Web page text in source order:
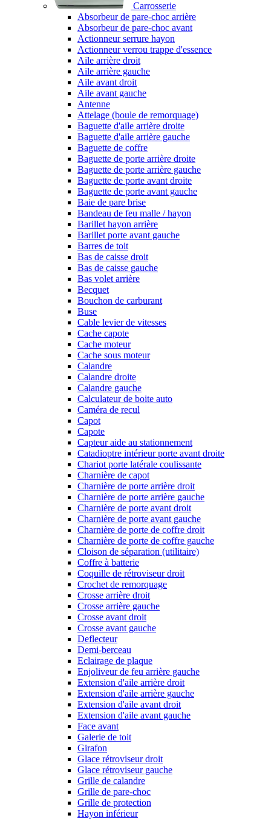
Carrosserie
Absorbeur de pare-choc arrière
Absorbeur de pare-choc avant
Actionneur serrure hayon
Actionneur verrou trappe d'essence
Aile arrière droit
Aile arrière gauche
Aile avant droit
Aile avant gauche
Antenne
Attelage (boule de remorquage)
Baguette d'aile arrière droite
Baguette d'aile arrière gauche
Baguette de coffre
Baguette de porte arrière droite
Baguette de porte arrière gauche
Baguette de porte avant droite
Baguette de porte avant gauche
Baie de pare brise
Bandeau de feu malle / hayon
Barillet hayon arrière
Barillet porte avant gauche
Barres de toit
Bas de caisse droit
Bas de caisse gauche
Bas volet arrière
Becquet
Bouchon de carburant
Buse
Cable levier de vitesses
Cache capote
Cache moteur
Cache sous moteur
Calandre
Calandre droite
Calandre gauche
Calculateur de boite auto
Caméra de recul
Capot
Capote
Capteur aide au stationnement
Catadioptre intérieur porte avant droite
Chariot porte latérale coulissante
Charnière de capot
Charnière de porte arrière droit
Charnière de porte arrière gauche
Charnière de porte avant droit
Charnière de porte avant gauche
Charnière de porte de coffre droit
Charnière de porte de coffre gauche
Cloison de séparation (utilitaire)
Coffre à batterie
Coquille de rétroviseur droit
Crochet de remorquage
Crosse arrière droit
Crosse arrière gauche
Crosse avant droit
Crosse avant gauche
Deflecteur
Demi-berceau
Eclairage de plaque
Enjoliveur de feu arrière gauche
Extension d'aile arrière droit
Extension d'aile arrière gauche
Extension d'aile avant droit
Extension d'aile avant gauche
Face avant
Galerie de toit
Girafon
Glace rétroviseur droit
Glace rétroviseur gauche
Grille de calandre
Grille de pare-choc
Grille de protection
Hayon inférieur